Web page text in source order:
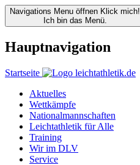
Navigations Menu öffnen Klick mich!
Ich bin das Menü.
Hauptnavigation
Startseite
Aktuelles
Wettkämpfe
Nationalmannschaften
Leichtathletik für Alle
Training
Wir im DLV
Service